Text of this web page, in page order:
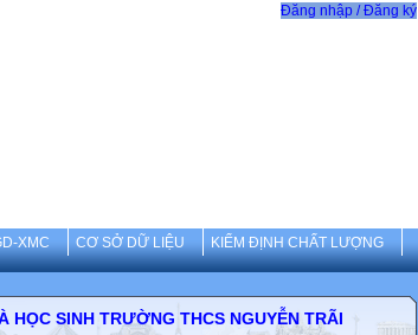
Đăng nhập / Đăng ký
XMC CƠ SỞ DỮ LIỆU
KIỂM ĐỊNH CHẤT LƯỢNG
VÀ HỌC SINH TRƯỜNG THCS NGUYỄN TRÃI